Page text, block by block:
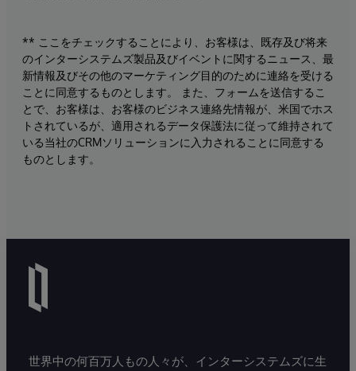
** ここをチェックすることにより、お客様は、既存及び将来
のインターシステムズ製品及びイベントに関するニュース、最
新情報及びその他のマーケティング目的のために連絡を受ける
ことに同意するものとします。 また、フォームを送信するこ
とで、お客様は、お客様のビジネス連絡先情報が、米国でホス
トされているが、適用されるデータ保護法に従って維持されて
いる当社のCRMソリューションに入力されることに同意する
ものとします。
世界中の何百万人もの人々が、インターシステムズに生